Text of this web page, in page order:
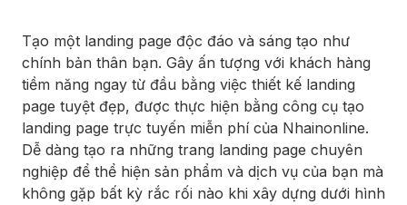
Tạo một landing page độc đáo và sáng tạo như
chính bản thân bạn. Gây ấn tượng với khách hàng
tiềm năng ngay từ đầu bằng việc thiết kế landing
page tuyệt đẹp, được thực hiện bằng công cụ tạo
landing page trực tuyến miễn phí của Nhainonline.
Dễ dàng tạo ra những trang landing page chuyên
nghiệp để thể hiện sản phẩm và dịch vụ của bạn mà
không gặp bất kỳ rắc rối nào khi xây dựng dưới hình